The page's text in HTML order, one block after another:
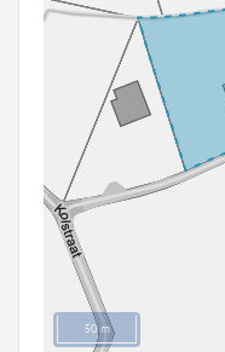
50 m